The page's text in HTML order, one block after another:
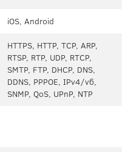
iOS, Android
HTTPS, HTTP, TCP, ARP,
RTSP, RTP, UDP, RTCP,
SMTP, FTP, DHCP, DNS,
DDNS, PPPOE, IPv4/v6,
SNMP, QoS, UPnP, NTP